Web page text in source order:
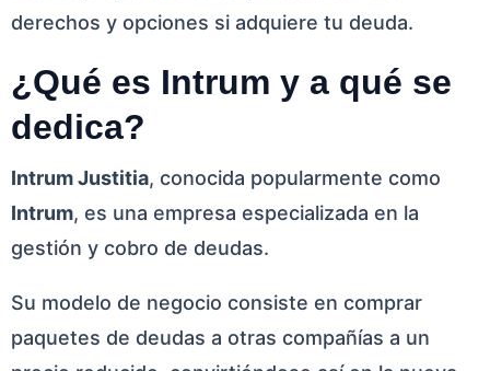
derechos y opciones si adquiere tu deuda.
¿Qué es Intrum y a qué se
dedica?
Intrum Justitia, conocida popularmente como
Intrum, es una empresa especializada en la
gestión y cobro de deudas.
Su modelo de negocio consiste en comprar
paquetes de deudas a otras compañías a un